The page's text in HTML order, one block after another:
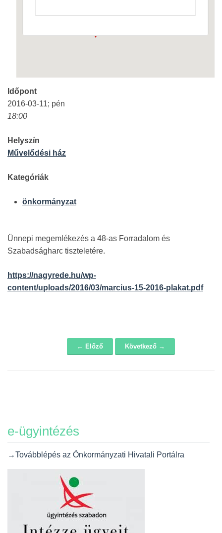
Időpont
2016-03-11; pén
18:00
Helyszín
Művelődési ház
Kategóriák
önkormányzat
Ünnepi megemlékezés a 48-as Forradalom és
Szabadságharc tiszteletére.
https://nagyrede.hu/wp-
content/uploads/2016/03/marcius-15-2016-plakat.pdf
← Előző Következő →
e-ügyintézés
→Továbblépés az Önkormányzati Hivatali Portálra